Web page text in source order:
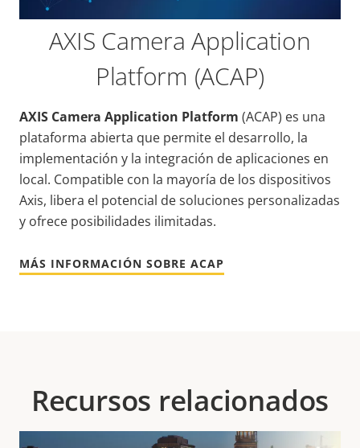
AXIS Camera Application
Platform (ACAP)
AXIS Camera Application Platform (ACAP) es una
plataforma abierta que permite el desarrollo, la
implementación y la integración de aplicaciones en
local. Compatible con la mayoría de los dispositivos
Axis, libera el potencial de soluciones personalizadas
y ofrece posibilidades ilimitadas.
MÁS INFORMACIÓN SOBRE ACAP
Recursos relacionados